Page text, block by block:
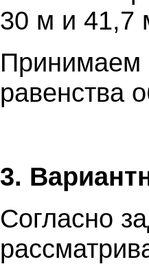
30 м и 41,7
Принимаем
равенства
3.
Согласно